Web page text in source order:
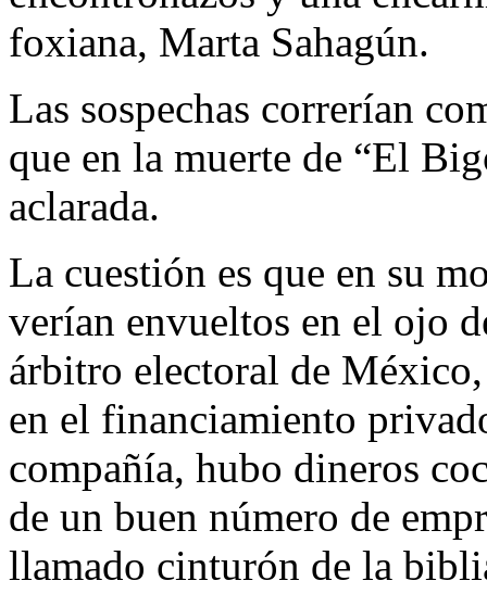
foxiana, Marta Sahagún.
Las sospechas correrían
que en la muerte de “El
aclarada.
La cuestión es que en su
verían envueltos en el ojo
árbitro electoral de
en el financiamiento
compañía, hubo dineros
de un buen número de
llamado cinturón de la